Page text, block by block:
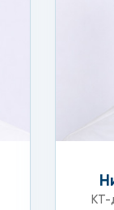
кладется на
КТ-